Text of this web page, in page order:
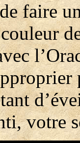
faire
votre